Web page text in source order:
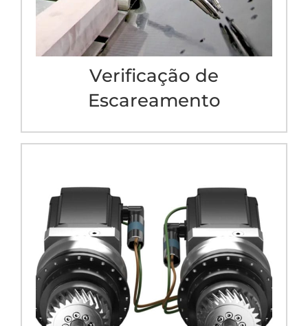
Verificação de
Escareamento
Motor Dual Drive
Tecnologia Dual Drive explora toda a potência
e garante força para as operações mais
exigentes.